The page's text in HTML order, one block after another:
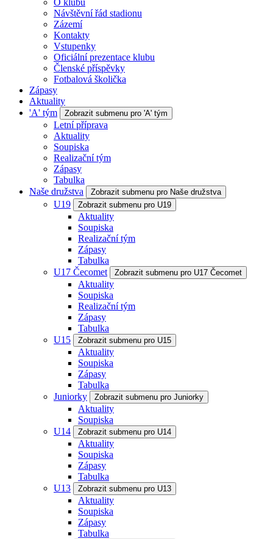
O klubu
Návštěvní řád stadionu
Zázemí
Kontakty
Vstupenky
Oficiální prezentace klubu
Členské příspěvky
Fotbalová školička
Zápasy
Aktuality
'A' tým
Zobrazit submenu pro 'A' tým
Letní příprava
Aktuality
Soupiska
Realizační tým
Zápasy
Tabulka
Naše družstva
Zobrazit submenu pro Naše družstva
U19 Zobrazit submenu pro U19
Aktuality
Soupiska
Realizační tým
Zápasy
Tabulka
U17 Čecomet
Zobrazit submenu pro U17 Čecomet
Aktuality
Soupiska
Realizační tým
Zápasy
Tabulka
U15
Zobrazit submenu pro U15
Aktuality
Soupiska
Zápasy
Tabulka
Juniorky
Zobrazit submenu pro Juniorky
Aktuality
Soupiska
U14
Zobrazit submenu pro U14
Aktuality
Soupiska
Zápasy
Tabulka
U13
Zobrazit submenu pro U13
Aktuality
Soupiska
Zápasy
Tabulka